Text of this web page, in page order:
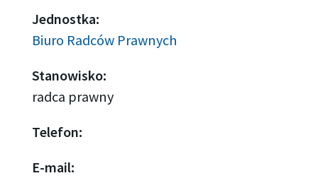
Jednostka:
Biuro Radców Prawnych
Stanowisko:
radca prawny
Telefon:
E-mail: